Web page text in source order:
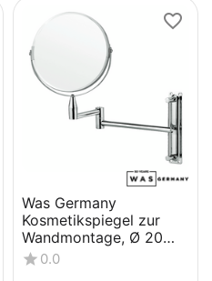
Was Germany
Kosmetikspiegel zur
Wandmontage, Ø 20
cm, verchromt
0.0